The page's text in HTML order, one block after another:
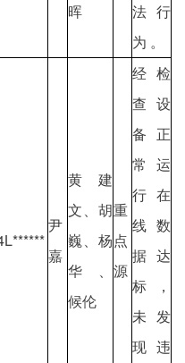
晖
法行
为 。
尹
嘉
黄建
文、胡
巍、杨
华、
候伦
重
点
源
经检
查设
备正
常运
行在
线数
据达
标，
未发
现违